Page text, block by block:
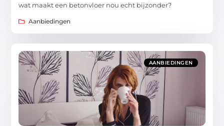
wat maakt een betonvloer nou echt bijzonder?
Aanbiedingen
AANBIEDINGEN